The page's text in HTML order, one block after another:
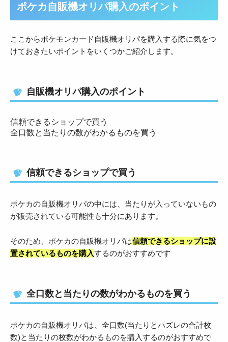
ポケカ自販機オリパ購入のポイント
ここからポケモンカード自販機オリパを購入する際に気をつ
けておきたいポイントをいくつかご紹介します。
自販機オリパ購入のポイント
信頼できるショップで買う
全口数と当たりの数がわかるものを買う
信頼できるショップで買う
ポケカの自販機オリパの中には、当たりが入っていないもの
が販売されている可能性も十分にあります。
そのため、ポケカの自販機オリパは信頼できるショップに設
置されているものを購入するのがおすすめです
全口数と当たりの数がわかるものを買う
ポケカの自販機オリパは、全口数(当たりとハズレの合計枚
数)と当たりの枚数がわかるものを購入するのがおすすめで